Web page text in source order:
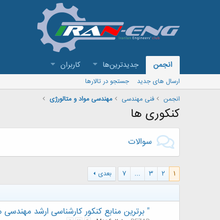
انجمن جدیدترین‌ها کاربران
ارسال های جدید
جستجو در تالارها
انجمن
فنی مهندسی مهندسی مواد و متالورژی
کنکوری ها
سوالات
1
2
3
...
7
بعدی
" برترین منابع کنکور کارشناسی ارشد مهندسی